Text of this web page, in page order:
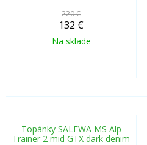
220 €
132 €
Na sklade
Topánky SALEWA MS Alp
Trainer 2 mid GTX dark denim